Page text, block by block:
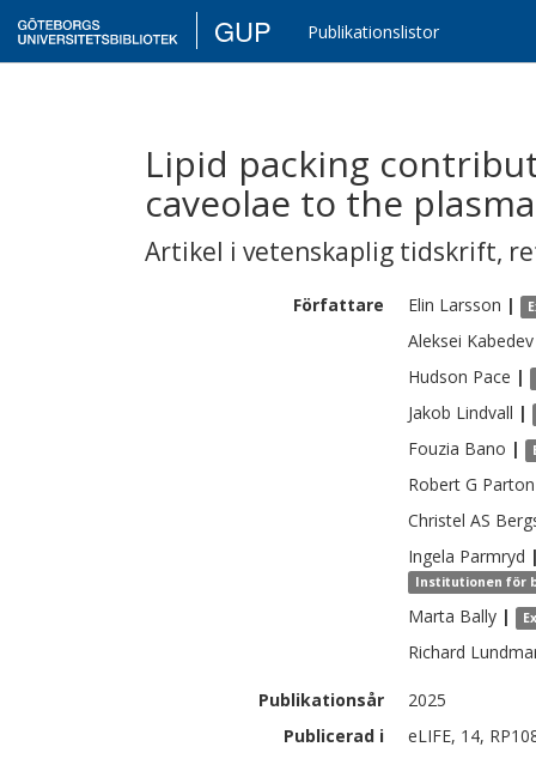
GUP Publikationslistor
Lipid packing
caveolae to the
Artikel i vetenskaplig tidskrift,
Författare Elin Larsson |
Aleksei Kabedev
Hudson Pace |
Jakob Lindvall |
Fouzia Bano |
Robert G Parton
Christel AS
Ingela Parmryd
Institutionen för
Marta Bally |
Richard
Publikationsår
2025
Publicerad i
eLIFE, 14,